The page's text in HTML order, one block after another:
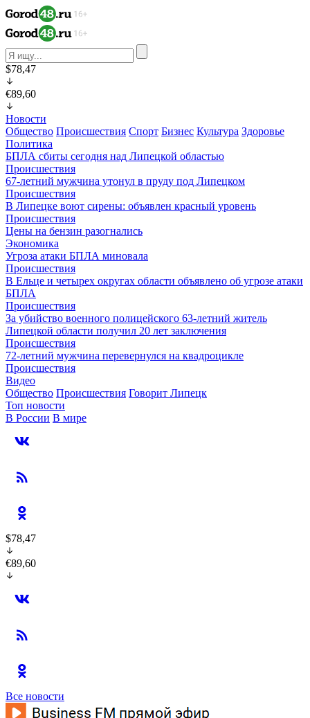
$78,47
€89,60
Новости
Общество Происшествия Спорт Бизнес Культура Здоровье
Политика
БПЛА сбиты сегодня над Липецкой областью
Происшествия
67-летний мужчина утонул в пруду под Липецком
Происшествия
В Липецке воют сирены: объявлен красный уровень
Происшествия
Цены на бензин разогнались
Экономика
Угроза атаки БПЛА миновала
Происшествия
В Ельце и четырех округах области объявлено об угрозе атаки
БПЛА
Происшествия
За убийство военного полицейского 63-летний житель
Липецкой области получил 20 лет заключения
Происшествия
72-летний мужчина перевернулся на квадроцикле
Происшествия
Видео
Общество Происшествия Говорит Липецк
Топ новости
В России В мире
$78,47
€89,60
Все новости